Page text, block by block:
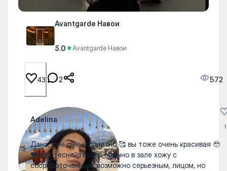
Avantgarde Навои
5.0★Avantgarde Навои
43 2 572
Adelina3 қаңтар
Дана, мне очень приятно 🥰 вы тоже очень красивая 🥹
❤️ не стесняйтесь) я обычно в зале хожу с
сосредоточенным, возможно серьезным, лицом, но
1